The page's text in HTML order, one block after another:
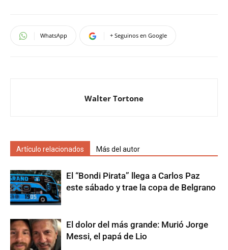
WhatsApp + Seguinos en Google
Walter Tortone
Artículo relacionados Más del autor
El “Bondi Pirata” llega a Carlos Paz
este sábado y trae la copa de Belgrano
El dolor del más grande: Murió Jorge
Messi, el papá de Lio